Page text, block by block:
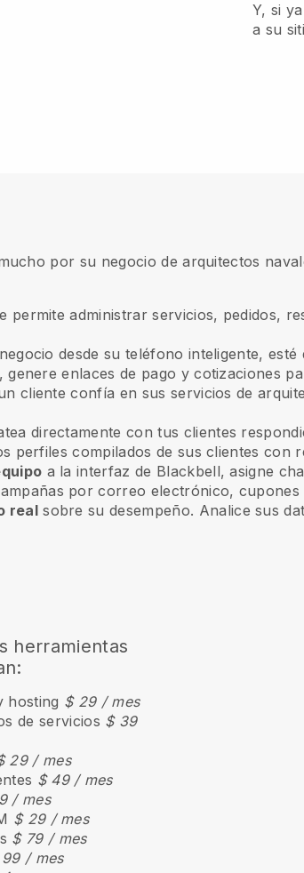
Y, si
a su
por su negocio de arquitectos
permite administrar servicios, pedidos,
desde su teléfono inteligente, esté
genere enlaces de pago y cotizaciones
cliente confía en sus servicios de
directamente con tus clientes
perfiles compilados de sus clientes con
a la interfaz de Blackbell, asigne
por correo electrónico,
realsobre su desempeño. Analice sus
herramientas
hosting $ 29 / mes
de servicios $ 39
29 / mes
$ 49 / mes
/ mes
$ 29 / mes
$ 79 / mes
/ mes